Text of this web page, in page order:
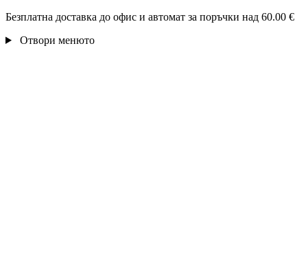
Безплатна доставка до офис и автомат за поръчки над 60.00 €
Отвори менюто